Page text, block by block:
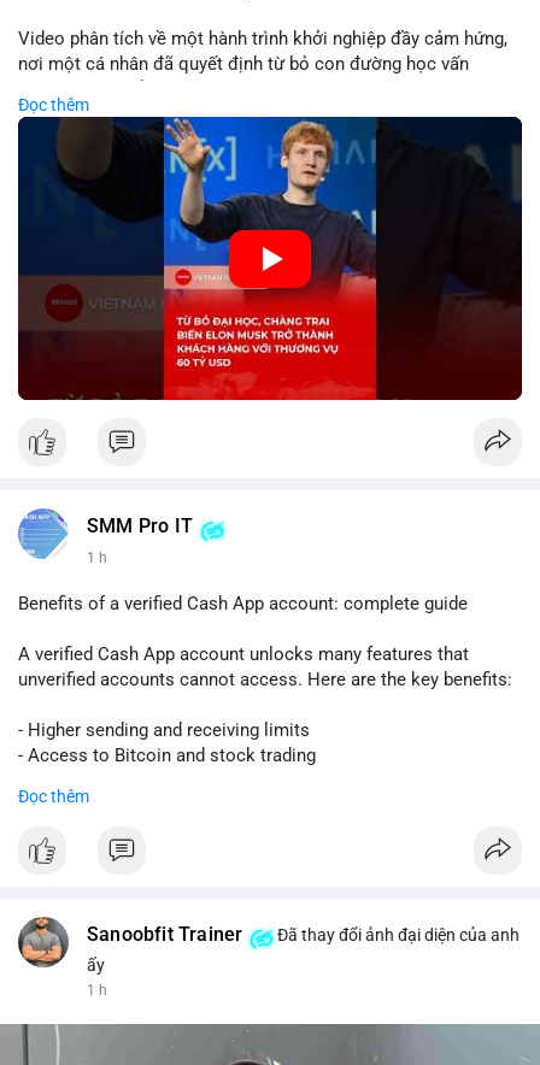
Video phân tích về một hành trình khởi nghiệp đầy cảm hứng,
nơi một cá nhân đã quyết định từ bỏ con đường học vấn
dội với thương vụ trị giá 60 tỷ USD không chỉ khẳng định tầm
nhìn chiến lược của nhà sáng lập mà còn cho thấy sức mạnh
của sự đổi mới trong nền kinh tế hiện đại. Sự kiện này đặc biệt
gây chú ý khi biến tỷ phú Elon Musk trở thành một khách hàng
quan trọng, minh chứng cho khả năng xoay chuyển cục diện
kinh doanh của các startup đầy tiềm năng.
🎥 Xem video trực tiếp tại:
Nguồn: KIEN THUC KINH TE
Đọc thêm
SMM Pro IT
1 h
Benefits of a verified Cash App account: complete guide
A verified Cash App account unlocks many features that
unverified accounts cannot access. Here are the key benefits:
- Higher sending and receiving limits
- Access to Bitcoin and stock trading
- Ability to link a bank account or card
To get verified, you need to provide your full name, date of
Verification also helps protect you from fraud and ensures
your funds are safe. If you want to use Cash App for business
Follow this guide to fully enjoy the benefits of a verified Cash
Đọc thêm
Sanoobfit Trainer
Đã thay đổi ảnh đại diện của anh
ấy
1 h